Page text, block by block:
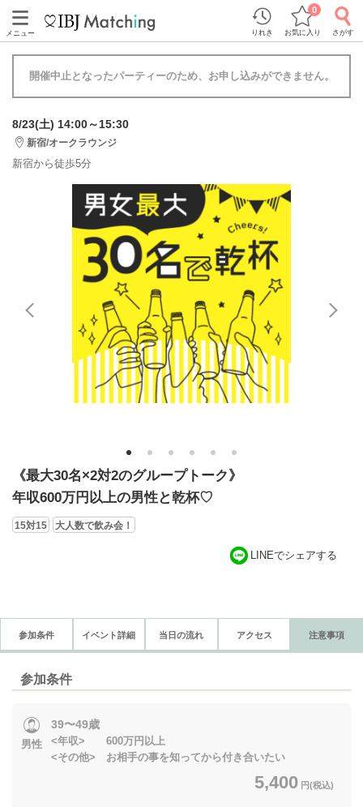
メニュー りれき お気に入り
0
さがす
開催中止となったパーティーのため、お申し込みができません。
8/23(土) 14:00～15:30
新宿/オークラウンジ
新宿から徒歩5分
1 2 3 4 5 6
《最大30名×2対2のグループトーク》
年収600万円以上の男性と乾杯♡
15対15 大人数で飲み会！
LINEでシェアする
参加条件 イベント詳細 当日の流れ アクセス 注意事項
参加条件
男性
39〜49歳
<年収> 600万円以上
<その他> お相手の事を知ってから付き合いたい
5,400 円(税込)